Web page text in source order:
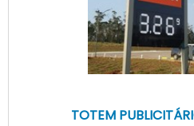
TOTEM